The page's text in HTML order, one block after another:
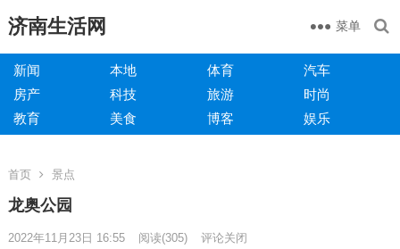
济南生活网 菜单
新闻 本地 体育
汽车
房产
科技 旅游
时尚
教育
美食 博客 娱乐
首页 景点
龙奥公园
2022年11月23日 16:55 阅读(305) 评论关闭